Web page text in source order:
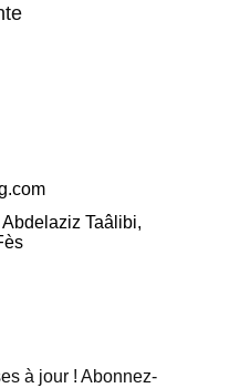
Taâlibi,
à jour ! Abonnez-